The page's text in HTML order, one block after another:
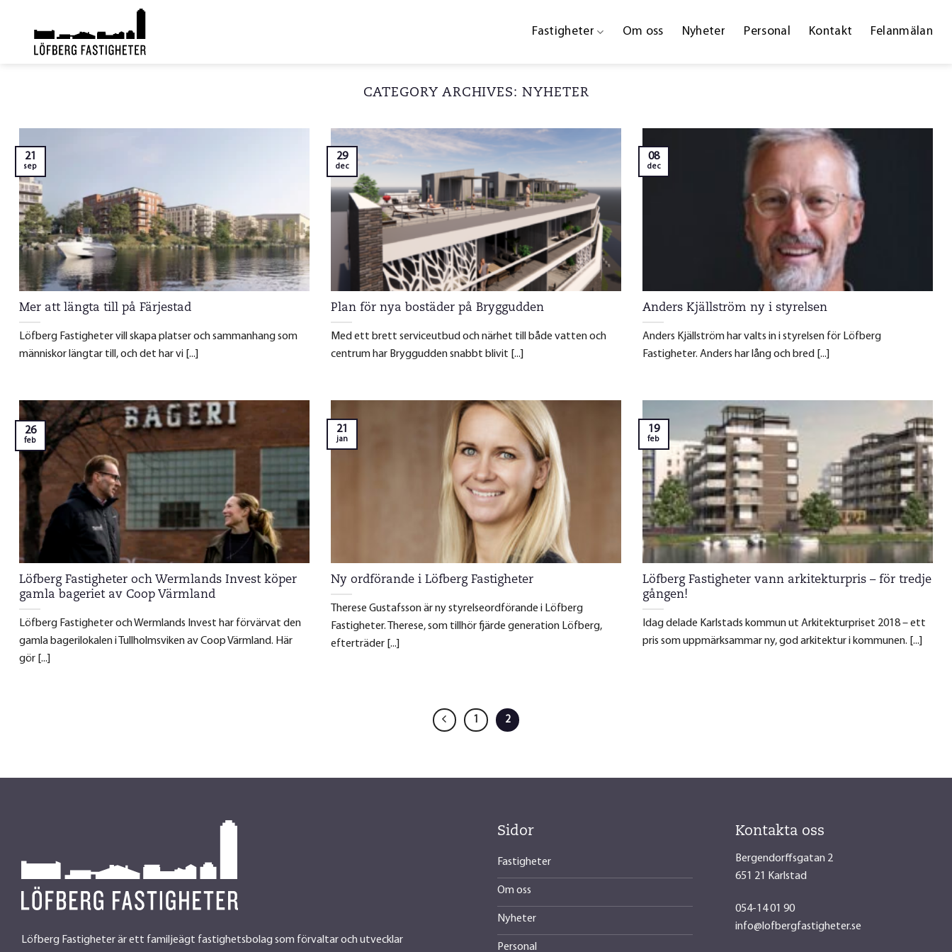
content
Fastigheter Om oss Nyheter Personal Kontakt Felanmälan
CATEGORY ARCHIVES:NYHETER
Mer att längta till på Färjestad
Löfberg Fastigheter vill skapa platser och sammanhang som
människor längtar till, och det har vi [...]
21
sep
Plan för nya bostäder på Bryggudden
Med ett brett serviceutbud och närhet till både vatten och
centrum har Bryggudden snabbt blivit [...]
29
dec
Anders Kjällström ny i styrelsen
Anders Kjällström har valts in i styrelsen för Löfberg
Fastigheter. Anders har lång och bred [...]
08
dec
Löfberg Fastigheter och Wermlands Invest köper
gamla bageriet av Coop Värmland
Löfberg Fastigheter och Wermlands Invest har förvärvat den
gamla bagerilokalen i Tullholmsviken av Coop Värmland. Här
gör [...]
26
feb
Ny ordförande i Löfberg Fastigheter
Therese Gustafsson är ny styrelseordförande i Löfberg
Fastigheter. Therese, som tillhör fjärde generation Löfberg,
efterträder [...]
21
jan
Löfberg Fastigheter vann arkitekturpris – för tredje
gången!
Idag delade Karlstads kommun ut Arkitekturpriset 2018 – ett
pris som uppmärksammar ny, god arkitektur i kommunen. [...]
19
feb
1 2
Löfberg Fastigheter är ett familjeägt fastighetsbolag som förvaltar och utvecklar
Sidor
Fastigheter
Om oss
Nyheter
Personal
Kontakta oss
Bergendorffsgatan 2
651 21 Karlstad
054-14 01 90
info@lofbergfastigheter.se